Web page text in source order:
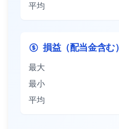
平均
損益（配当金含む）
最大
最小
平均